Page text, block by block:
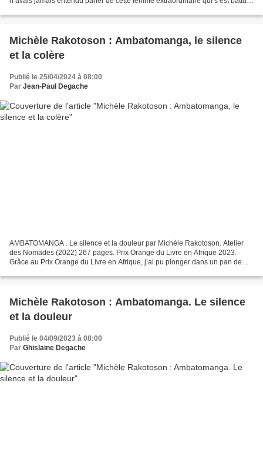
Michèle Rakotoson : Ambatomanga, le silence
et la colère
Publié le 25/04/2024 à 08:00
Par Jean-Paul Degache
AMBATOMANGA . Le silence et la douleur par Michèle Rakotoson. Atelier
des Nomades (2022) 267 pages. Prix Orange du Livre en Afrique 2023.
Grâce au Prix Orange du Livre en Afrique, j’ai pu plonger dans un pan de
Michèle Rakotoson : Ambatomanga. Le silence
et la douleur
Publié le 04/09/2023 à 08:00
Par Ghislaine Degache